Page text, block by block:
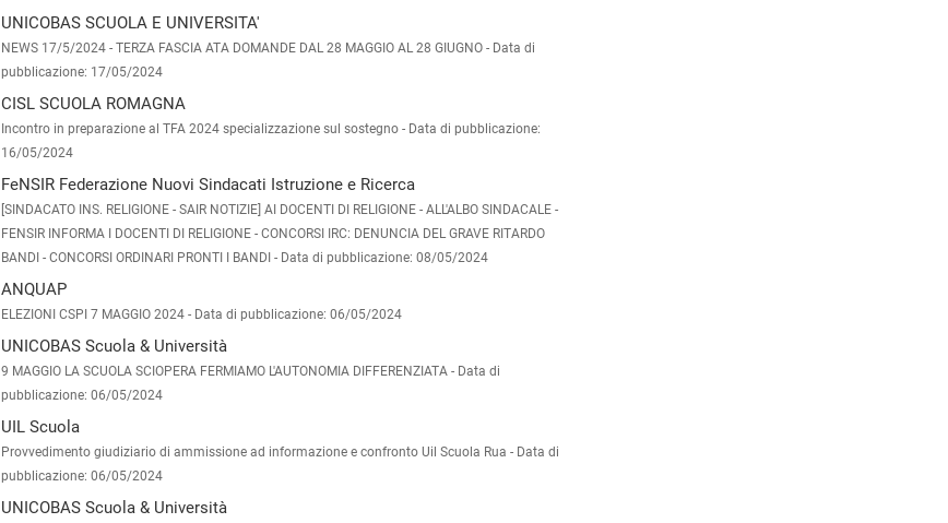
UNICOBAS SCUOLA E UNIVERSITA'
NEWS 17/5/2024 - TERZA FASCIA ATA DOMANDE DAL 28 MAGGIO AL 28 GIUGNO - Data di
pubblicazione: 17/05/2024
CISL SCUOLA ROMAGNA
Incontro in preparazione al TFA 2024 specializzazione sul sostegno - Data di pubblicazione:
16/05/2024
FeNSIR Federazione Nuovi Sindacati Istruzione e Ricerca
[SINDACATO INS. RELIGIONE - SAIR NOTIZIE] AI DOCENTI DI RELIGIONE - ALL'ALBO SINDACALE -
FENSIR INFORMA I DOCENTI DI RELIGIONE - CONCORSI IRC: DENUNCIA DEL GRAVE RITARDO
BANDI - CONCORSI ORDINARI PRONTI I BANDI - Data di pubblicazione: 08/05/2024
ANQUAP
ELEZIONI CSPI 7 MAGGIO 2024 - Data di pubblicazione: 06/05/2024
UNICOBAS Scuola & Università
9 MAGGIO LA SCUOLA SCIOPERA FERMIAMO L'AUTONOMIA DIFFERENZIATA - Data di
pubblicazione: 06/05/2024
UIL Scuola
Provvedimento giudiziario di ammissione ad informazione e confronto Uil Scuola Rua - Data di
pubblicazione: 06/05/2024
UNICOBAS Scuola & Università